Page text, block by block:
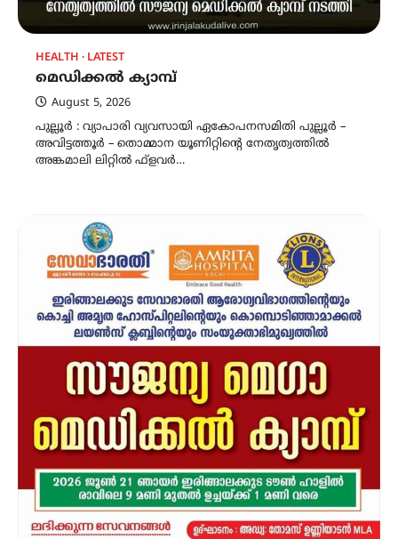
HEALTH LATEST
മെഡിക്കൽ ക്യാമ്പ്
August 5, 2026
പുല്ലൂർ : വ്യാപാരി വ്യവസായി ഏകോപനസമിതി പുല്ലൂർ –
അവിട്ടത്തൂർ – തൊമ്മാന യൂണിറ്റിന്റെ നേതൃത്വത്തിൽ
അങ്കമാലി ലിറ്റിൽ ഫ്‌ളവർ…